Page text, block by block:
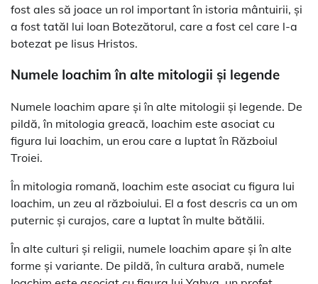
fost ales să joace un rol important în istoria mântuirii, și
a fost tatăl lui Ioan Botezătorul, care a fost cel care l-a
botezat pe Iisus Hristos.
Numele Ioachim în alte mitologii și legende
Numele Ioachim apare și în alte mitologii și legende. De
pildă, în mitologia greacă, Ioachim este asociat cu
figura lui Ioachim, un erou care a luptat în Războiul
Troiei.
În mitologia romană, Ioachim este asociat cu figura lui
Ioachim, un zeu al războiului. El a fost descris ca un om
puternic și curajos, care a luptat în multe bătălii.
În alte culturi și religii, numele Ioachim apare și în alte
forme și variante. De pildă, în cultura arabă, numele